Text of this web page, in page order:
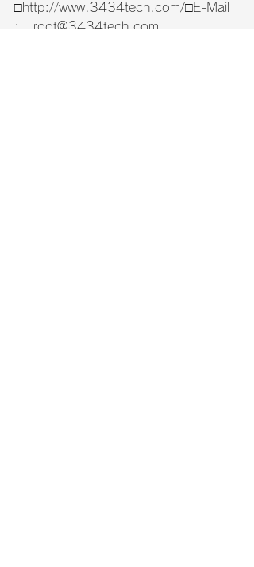
□http://www.3434tech.com/□E-Mail
: root@3434tech.com